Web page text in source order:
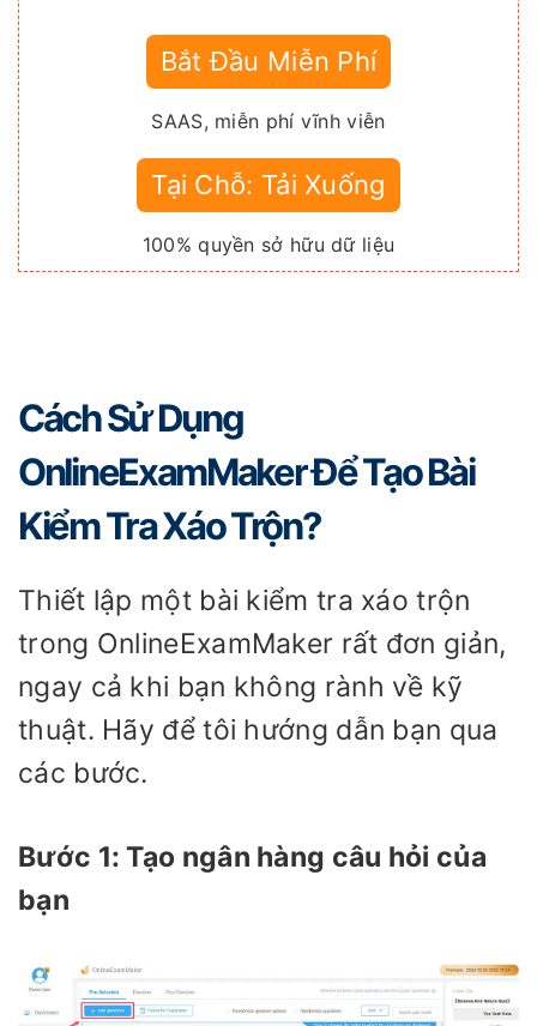
Bắt Đầu Miễn Phí
SAAS, miễn phí vĩnh viễn
Tại Chỗ: Tải Xuống
100% quyền sở hữu dữ liệu
Cách Sử Dụng
OnlineExamMaker Để Tạo Bài
Kiểm Tra Xáo Trộn?
Thiết lập một bài kiểm tra xáo trộn
trong OnlineExamMaker rất đơn giản,
ngay cả khi bạn không rành về kỹ
thuật. Hãy để tôi hướng dẫn bạn qua
các bước.
Bước 1: Tạo ngân hàng câu hỏi của
bạn